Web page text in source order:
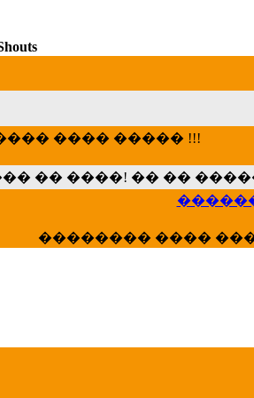
��� �������� ����
��� ����� ���
���;
�������� ����